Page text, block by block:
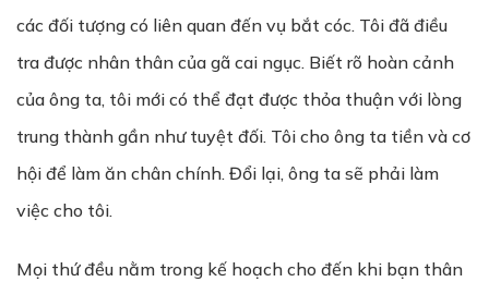
các đối tượng có liên quan đến vụ bắt cóc. Tôi đã điều
tra được nhân thân của gã cai ngục. Biết rõ hoàn cảnh
của ông ta, tôi mới có thể đạt được thỏa thuận với lòng
trung thành gần như tuyệt đối. Tôi cho ông ta tiền và cơ
hội để làm ăn chân chính. Đổi lại, ông ta sẽ phải làm
việc cho tôi.
Mọi thứ đều nằm trong kế hoạch cho đến khi bạn thân